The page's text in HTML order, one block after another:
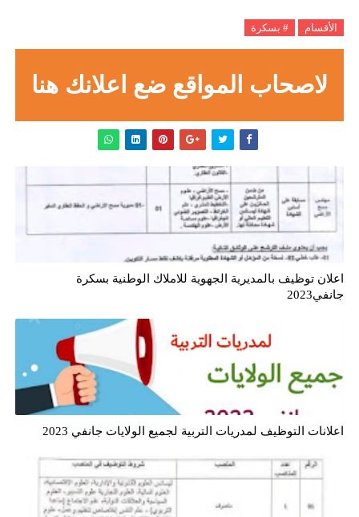
الأقسام # بسكرة
لاصحاب المواقع ضع اعلانك هنا
اعلان توظيف بالمديرية الجهوية للاملاك الوطنية بسكرة
جانفي2023
اعلانات التوظيف لمدريات التربية لجميع الولايات جانفي 2023